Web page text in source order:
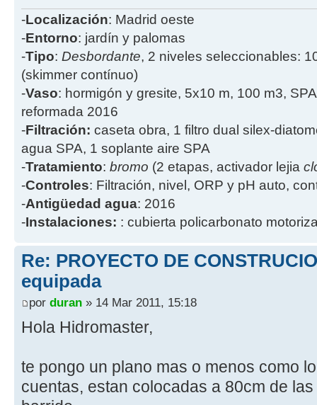
-Localización: Madrid oeste
-Entorno: jardín y palomas
-Tipo: Desbordante, 2 niveles seleccionables:
(skimmer contínuo)
-Vaso: hormigón y gresite, 5x10 m, 100 m3,
reformada 2016
-Filtración: caseta obra, 1 filtro dual silex-
agua SPA, 1 soplante aire SPA
-Tratamiento: bromo (2 etapas, activador lejia
-Controles: Filtración, nivel, ORP y pH auto,
-Antigüedad agua: 2016
-Instalaciones: : cubierta policarbonato
Re: PROYECTO DE
equipada
por duran » 14 Mar 2011, 15:18
Hola Hidromaster,
te pongo un plano mas o menos como
cuentas, estan colocadas a 80cm de